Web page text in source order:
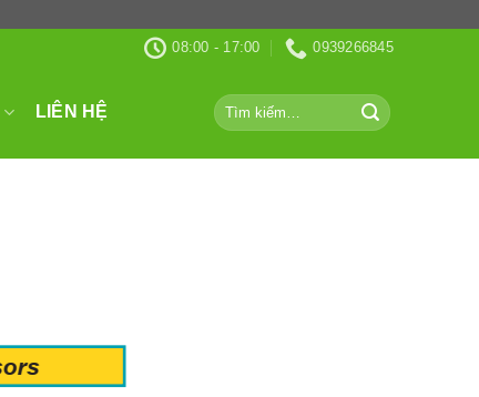
08:00 - 17:00 0939266845
LIÊN HỆ
Tìm
kiếm: